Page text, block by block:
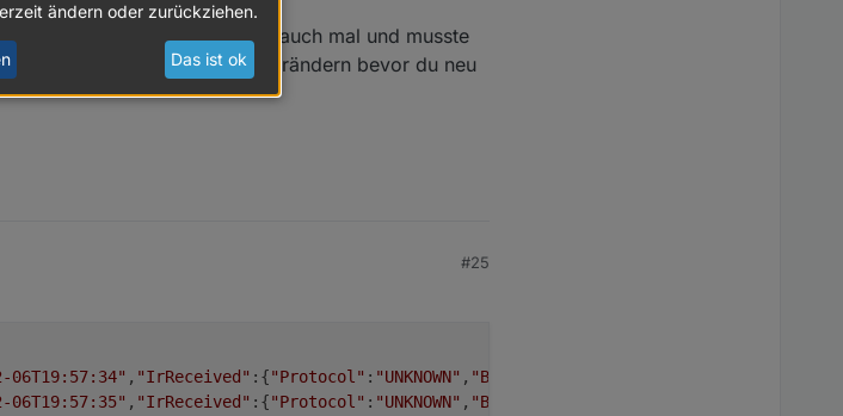
Ich hatte den Fall bei mir auch mal und musste
den CFG_HOLDER zu verändern bevor du neu
#25
06T19:57:34" , "IrReceived" :{"Protocol" : "UNKNOWN" , "Bits"
06T19:57:35" , "IrReceived" :{"Protocol" : "UNKNOWN" , "Bits"
ändern oder zurückziehen.
Das ist ok